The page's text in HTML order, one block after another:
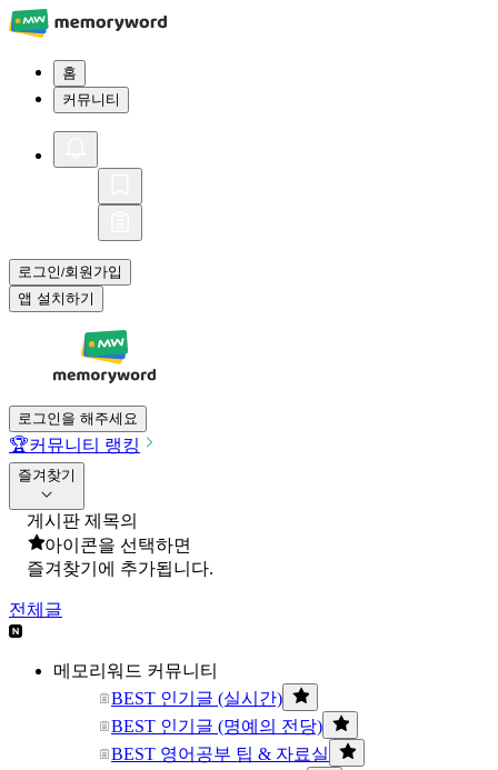
홈
커뮤니티
로그인/회원가입
앱 설치하기
로그인을 해주세요
🏆커뮤니티 랭킹
즐겨찾기
게시판 제목의
아이콘을 선택하면
즐겨찾기에 추가됩니다.
전체글
메모리워드 커뮤니티
BEST 인기글 (실시간)
BEST 인기글 (명예의 전당)
BEST 영어공부 팁 & 자료실